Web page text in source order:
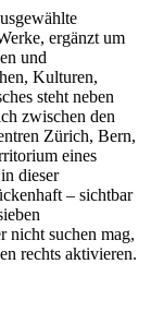
ergänzt um
und
Kulturen,
steht neben
zwischen den
Zürich, Bern,
eines
dieser
– sichtbar
nicht suchen mag,
rechts aktivieren.